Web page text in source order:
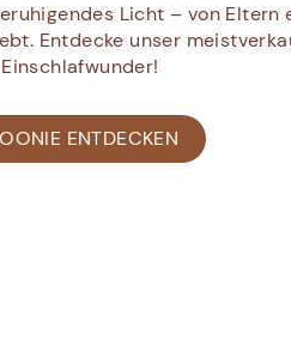
Licht – von Eltern
Entdecke unser
Einschlafwunder!
ENTDECKEN